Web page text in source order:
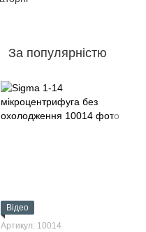
За популярністю
Відео
Артикул: 10014